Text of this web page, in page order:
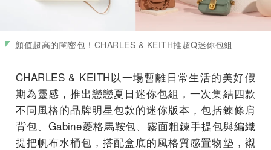
顏值超高的閨密包！CHARLES & KEITH推超Q迷你包組
CHARLES & KEITH以一場暫離日常生活的美好假
期為靈感，推出戀戀夏日迷你包組，一次集結四款
不同風格的品牌明星包款的迷你版本，包括鍊條肩
背包、Gabine菱格馬鞍包、霧面粗鍊手提包與編織
提把帆布水桶包，搭配盒底的風格質感置物墊，襯